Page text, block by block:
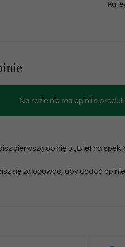
Na razie nie ma opinii o
pierwszą opinię o „Bilet na
sięzalogować , aby dodać opinię.